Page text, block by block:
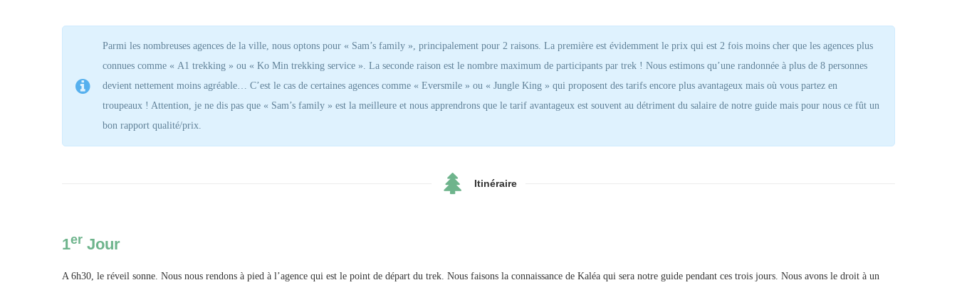
Parmi les nombreuses agences de la ville, nous optons pour « Sam’s family », principalement pour 2 raisons. La première est évidemment le prix qui est 2 fois moins cher que les agences plus
connues comme « A1 trekking » ou « Ko Min trekking service ». La seconde raison est le nombre maximum de participants par trek ! Nous estimons qu’une randonnée à plus de 8 personnes
devient nettement moins agréable… C’est le cas de certaines agences comme « Eversmile » ou « Jungle King » qui proposent des tarifs encore plus avantageux mais où vous partez en
troupeaux ! Attention, je ne dis pas que « Sam’s family » est la meilleure et nous apprendrons que le tarif avantageux est souvent au détriment du salaire de notre guide mais pour nous ce fût un
bon rapport qualité/prix.
Itinéraire
1er Jour
A 6h30, le réveil sonne. Nous nous rendons à pied à l’agence qui est le point de départ du trek. Nous faisons la connaissance de Kaléa qui sera notre guide pendant ces trois jours. Nous avons le droit à un